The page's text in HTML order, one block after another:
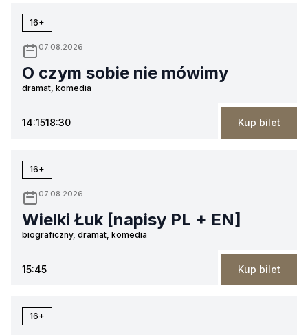
16+
07.08.2026
O czym sobie nie mówimy
dramat, komedia
14:1518:30 Kup bilet
16+
07.08.2026
Wielki Łuk [napisy PL + EN]
biograficzny, dramat, komedia
15:45 Kup bilet
16+